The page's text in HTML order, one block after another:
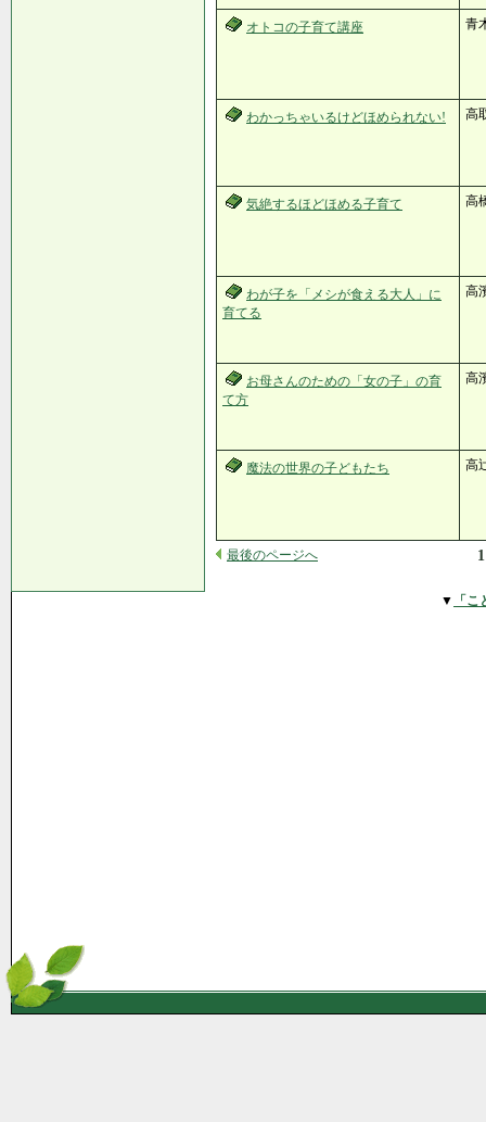
オトコの子育て講座 青
わかっちゃいるけどほめられない! 高
気絶するほどほめる子育て 高
わが子を「メシが食える大人」に
育てる
高
お母さんのための「女の子」の育
て方
高
魔法の世界の子どもたち 高
最後のページへ 1
▼ 「